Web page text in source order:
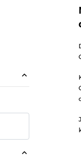
expand_less
expand_less